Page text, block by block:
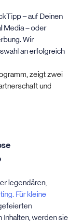
– auf Deinen
Media – oder
Wir
an erfolgreich
legendären,
Für kleine
Inhalten, werden sie